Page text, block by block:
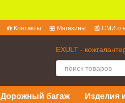
☎️ Контакты 🏪 Магазины 📰 СМИ о
EXULT -
Дорожный багаж Изделия